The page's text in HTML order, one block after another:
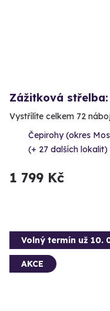
Zážitková
Vystřílíte celkem 72
Čepirohy (okres
(+ 27 dalších lokalit)
1 799 Kč
Volný termín už 10.
AKCE